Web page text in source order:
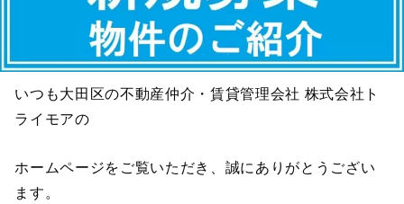
いつも大田区の不動産仲介・賃貸管理会社 株式会社ト
ライモアの
ホームページをご覧いただき、誠にありがとうござい
ます。